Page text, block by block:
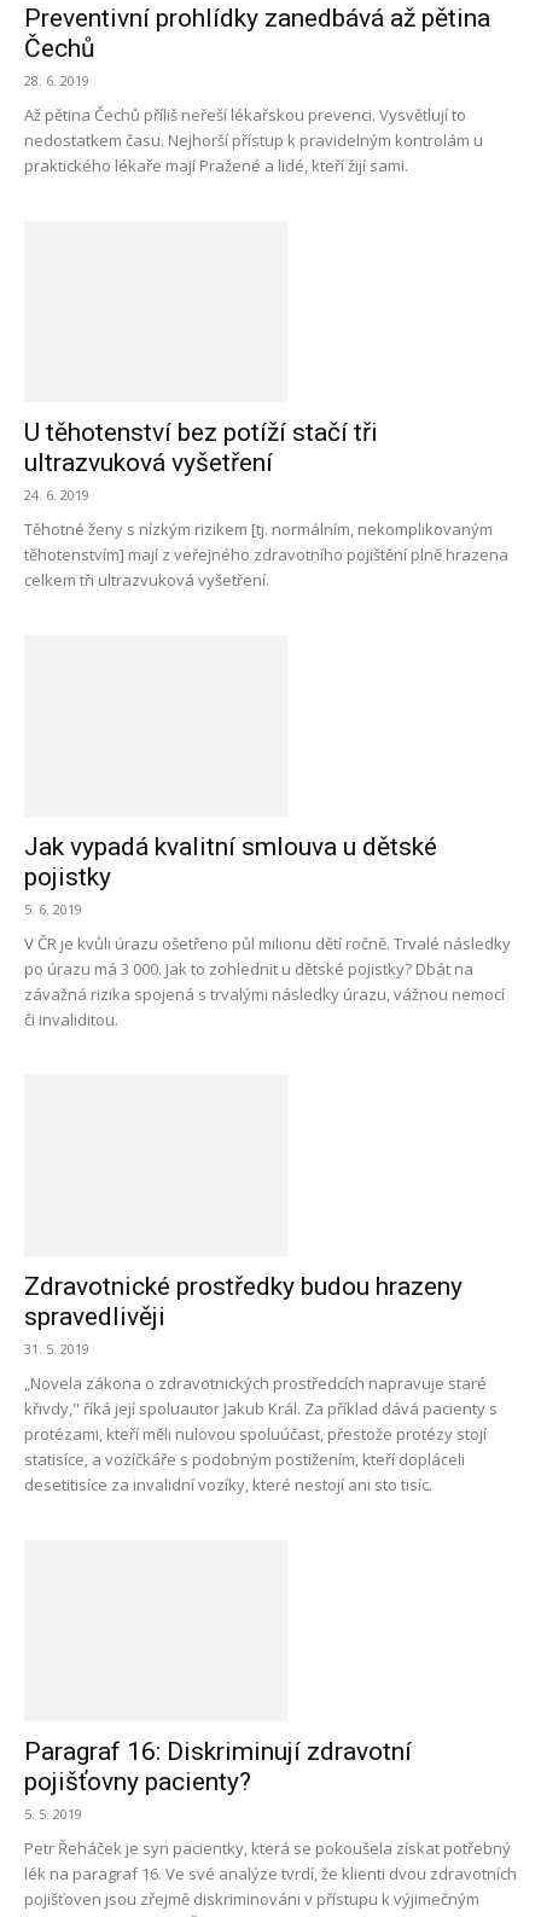
Preventivní prohlídky zanedbává až pětina
Čechů
28. 6. 2019
Až pětina Čechů příliš neřeší lékařskou prevenci. Vysvětlují to
nedostatkem času. Nejhorší přístup k pravidelným kontrolám u
praktického lékaře mají Pražené a lidé, kteří žijí sami.
U těhotenství bez potíží stačí tři
ultrazvuková vyšetření
24. 6. 2019
Těhotné ženy s nízkým rizikem [tj. normálním, nekomplikovaným
těhotenstvím] mají z veřejného zdravotního pojištění plně hrazena
celkem tři ultrazvuková vyšetření.
Jak vypadá kvalitní smlouva u dětské
pojistky
5. 6. 2019
V ČR je kvůli úrazu ošetřeno půl milionu dětí ročně. Trvalé následky
po úrazu má 3 000. Jak to zohlednit u dětské pojistky? Dbát na
závažná rizika spojená s trvalými následky úrazu, vážnou nemocí
či invaliditou.
Zdravotnické prostředky budou hrazeny
spravedlivěji
31. 5. 2019
„Novela zákona o zdravotnických prostředcích napravuje staré
křivdy," říká její spoluautor Jakub Král. Za příklad dává pacienty s
protézami, kteří měli nulovou spoluúčast, přestože protézy stojí
statisíce, a vozíčkáře s podobným postižením, kteří dopláceli
desetitisíce za invalidní vozíky, které nestojí ani sto tisíc.
Paragraf 16: Diskriminují zdravotní
pojišťovny pacienty?
5. 5. 2019
Petr Řeháček je syn pacientky, která se pokoušela získat potřebný
lék na paragraf 16. Ve své analýze tvrdí, že klienti dvou zdravotních
pojišťoven jsou zřejmě diskriminováni v přístupu k výjimečným